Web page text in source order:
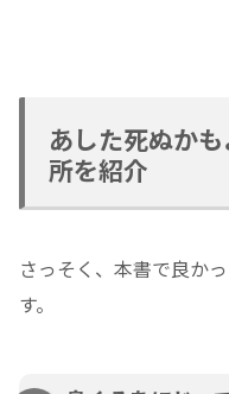
あした死ぬか
所を紹介
さっそく、本書で良か
す。